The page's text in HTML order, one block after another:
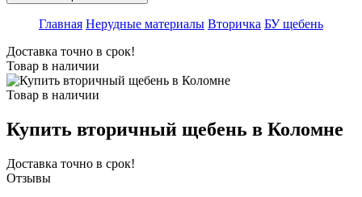
Главная Нерудные материалы Вторичка БУ щебень
Доставка точно в срок!
Товар в наличии
Товар в наличии
Купить вторичный щебень в Коломне
Доставка точно в срок!
Отзывы